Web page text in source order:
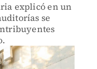
explicó en un
se